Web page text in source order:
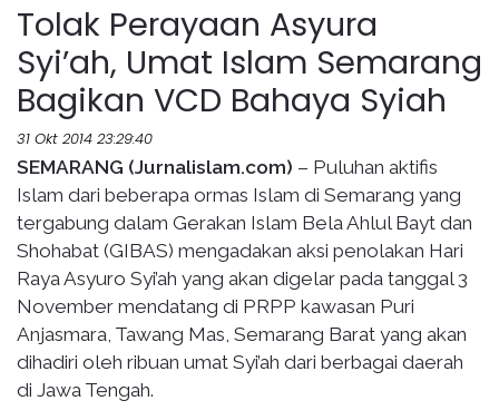
Tolak Perayaan Asyura
Syi’ah, Umat Islam Semarang
Bagikan VCD Bahaya Syiah
31 Okt 2014 23:29:40
SEMARANG (Jurnalislam.com) – Puluhan aktifis
Islam dari beberapa ormas Islam di Semarang yang
tergabung dalam Gerakan Islam Bela Ahlul Bayt dan
Shohabat (GIBAS) mengadakan aksi penolakan Hari
Raya Asyuro Syi’ah yang akan digelar pada tanggal 3
November mendatang di PRPP kawasan Puri
Anjasmara, Tawang Mas, Semarang Barat yang akan
dihadiri oleh ribuan umat Syi’ah dari berbagai daerah
di Jawa Tengah.